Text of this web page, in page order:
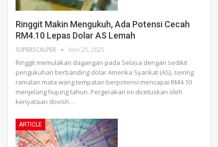
Ringgit Makin Mengukuh, Ada Potensi Cecah
RM4.10 Lepas Dolar AS Lemah
SUPERSCALPER Nov 25, 2025
Ringgit memulakan dagangan pada Selasa dengan sedikit
pengukuhan berbanding dolar Amerika Syarikat (AS), seiring
ramalan mata wang tempatan berpotensi mencapai RM4.10
menjelang hujung tahun. Pergerakan ini dicetuskan oleh
kenyataan dovish…
ARTICLE